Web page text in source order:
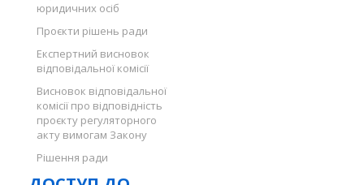
юридичних осіб
Проєкти рішень ради
Експертний висновок
відповідальної комісії
Висновок відповідальної
комісії про відповідність
проєкту регуляторного
акту вимогам Закону
Рішення ради